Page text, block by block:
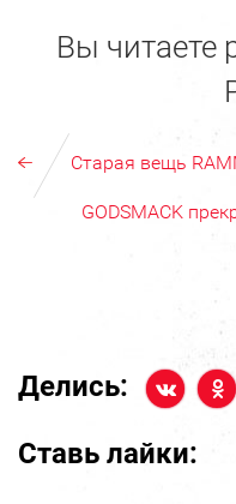
Вы читаете
Старая вещь
GODSMACK
Делись:
Ставь лайки: